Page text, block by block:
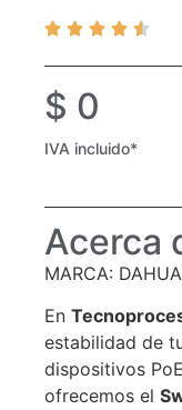
$ 0
IVA incluido*
Acerca
MARCA:
En
estabilidad de
dispositivos
ofrecemos el